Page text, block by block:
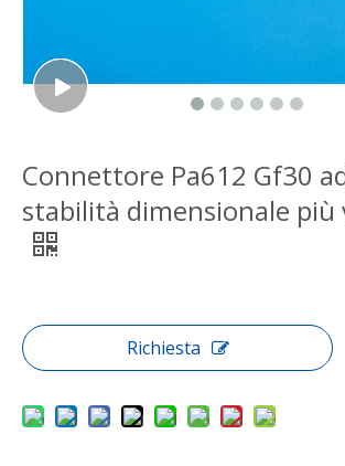
Connettore Pa612 Gf30
stabilità dimensionale più
Richiesta